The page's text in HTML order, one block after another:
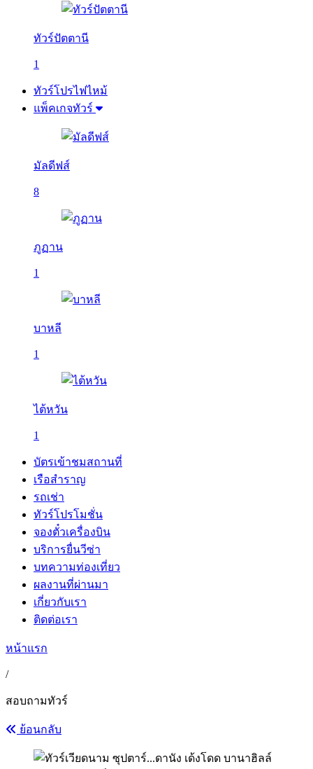
ทัวร์ปัตตานี
1
ทัวร์โปรไฟไหม้
แพ็คเกจทัวร์
มัลดีฟส์
8
ภูฏาน
1
บาหลี
1
ไต้หวัน
1
บัตรเข้าชมสถานที่
เรือสำราญ
รถเช่า
ทัวร์โปรโมชั่น
จองตั๋วเครื่องบิน
บริการยื่นวีซ่า
บทความท่องเที่ยว
ผลงานที่ผ่านมา
เกี่ยวกับเรา
ติดต่อเรา
หน้าแรก
/
สอบถามทัวร์
ย้อนกลับ